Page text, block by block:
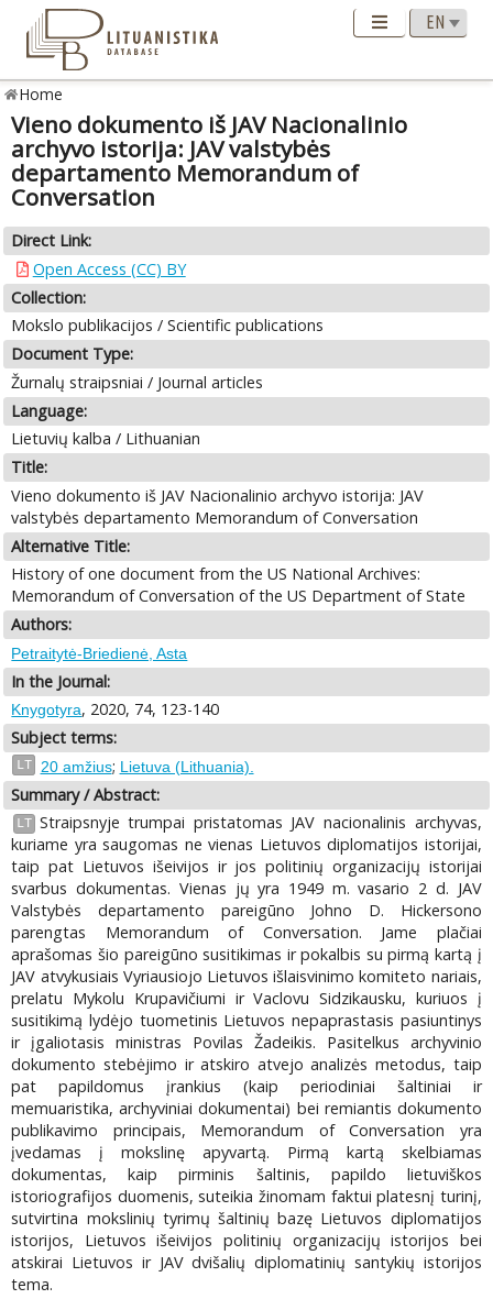
Home
Vieno dokumento iš JAV Nacionalinio
archyvo istorija: JAV valstybės
departamento Memorandum of
Conversation
Direct Link:
Open Access (CC) BY
Collection:
Mokslo publikacijos / Scientific publications
Document Type:
Žurnalų straipsniai / Journal articles
Language:
Lietuvių kalba / Lithuanian
Title:
Vieno dokumento iš JAV Nacionalinio archyvo istorija: JAV
valstybės departamento Memorandum of Conversation
Alternative Title:
History of one document from the US National Archives:
Memorandum of Conversation of the US Department of State
Authors:
Petraitytė-Briedienė, Asta
In the Journal:
Knygotyra, 2020, 74, 123-140
Subject terms:
LT 20 amžius; Lietuva (Lithuania).
Summary / Abstract:
LT Straipsnyje trumpai pristatomas JAV nacionalinis archyvas,
kuriame yra saugomas ne vienas Lietuvos diplomatijos istorijai,
taip pat Lietuvos išeivijos ir jos politinių organizacijų istorijai
svarbus dokumentas. Vienas jų yra 1949 m. vasario 2 d. JAV
Valstybės departamento pareigūno Johno D. Hickersono
parengtas Memorandum of Conversation. Jame plačiai
aprašomas šio pareigūno susitikimas ir pokalbis su pirmą kartą į
JAV atvykusiais Vyriausiojo Lietuvos išlaisvinimo komiteto nariais,
prelatu Mykolu Krupavičiumi ir Vaclovu Sidzikausku, kuriuos į
susitikimą lydėjo tuometinis Lietuvos nepaprastasis pasiuntinys
ir įgaliotasis ministras Povilas Žadeikis. Pasitelkus archyvinio
dokumento stebėjimo ir atskiro atvejo analizės metodus, taip
pat papildomus įrankius (kaip periodiniai šaltiniai ir
memuaristika, archyviniai dokumentai) bei remiantis dokumento
publikavimo principais, Memorandum of Conversation yra
įvedamas į mokslinę apyvartą. Pirmą kartą skelbiamas
dokumentas, kaip pirminis šaltinis, papildo lietuviškos
istoriografijos duomenis, suteikia žinomam faktui platesnį turinį,
sutvirtina mokslinių tyrimų šaltinių bazę Lietuvos diplomatijos
istorijos, Lietuvos išeivijos politinių organizacijų istorijos bei
atskirai Lietuvos ir JAV dvišalių diplomatinių santykių istorijos
tema.